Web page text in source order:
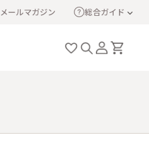
メールマガジン 総合ガイド